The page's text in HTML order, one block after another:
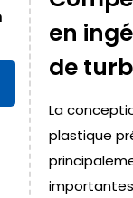
en
de
La
plastique